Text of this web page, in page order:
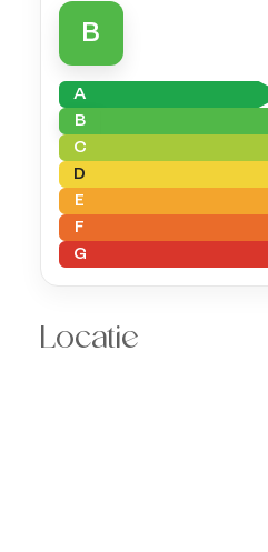
B
A
B
C
D
E
F
G
Locatie